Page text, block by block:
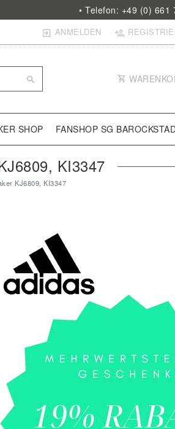
• Telefon: +49 (0)
ANMELDEN
SHOP FANSHOP SG
KI3347
KJ6809, KI3347